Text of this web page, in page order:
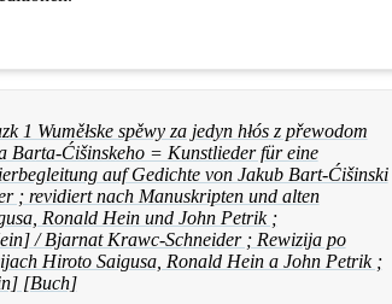
1 Wuměłske spěwy za jedyn hłós z přewodom
Barta-Ćišinskeho = Kunstlieder für eine
auf Gedichte von Jakub Bart-Ćišinski
; revidiert nach Manuskripten und alten
Ronald Hein und John Petrik ;
/ Bjarnat Krawc-Schneider ; Rewizija po
Hiroto Saigusa, Ronald Hein a John Petrik ;
[Buch]